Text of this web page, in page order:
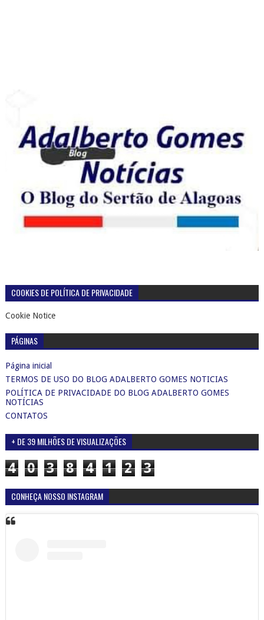
COOKIES DE POLÍTICA DE PRIVACIDADE
Cookie Notice
PÁGINAS
Página inicial
TERMOS DE USO DO BLOG ADALBERTO GOMES NOTICIAS
POLÍTICA DE PRIVACIDADE DO BLOG ADALBERTO GOMES
NOTÍCIAS
CONTATOS
+ DE 39 MILHÕES DE VISUALIZAÇÕES
4 0 3 8 4 1 2 3
CONHEÇA NOSSO INSTAGRAM